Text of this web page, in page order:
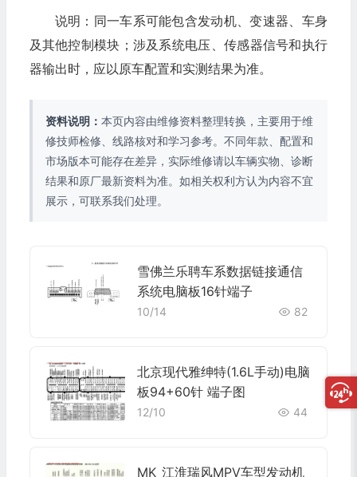
说明：同一车系可能包含发动机、变速器、车身
及其他控制模块；涉及系统电压、传感器信号和执行
器输出时，应以原车配置和实测结果为准。
资料说明： 本页内容由维修资料整理转换，主要用于维
修技师检修、线路核对和学习参考。不同年款、配置和
市场版本可能存在差异，实际维修请以车辆实物、诊断
结果和原厂最新资料为准。如相关权利方认为内容不宜
展示，可联系我们处理。
雪佛兰乐聘车系数据链接通信
系统电脑板16针端子
10/14 82
北京现代雅绅特(1.6L手动)电脑
板94+60针 端子图
12/10 44
MK_江淮瑞风MPV车型发动机